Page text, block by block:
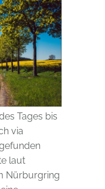
Tages bis
via
laut
Nürburgring